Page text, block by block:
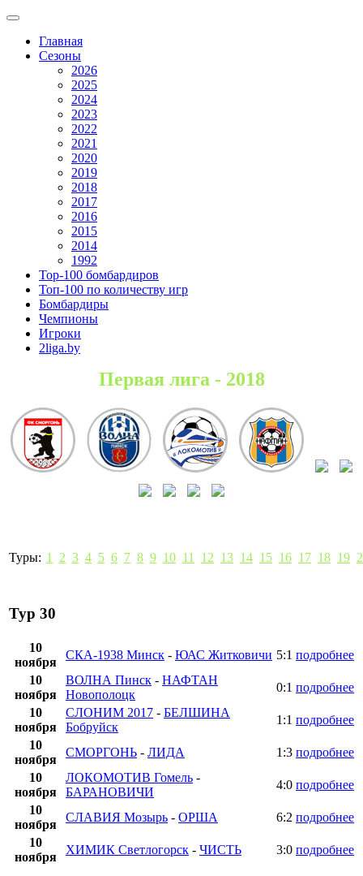
Главная
Сезоны
2026
2025
2024
2023
2022
2021
2020
2019
2018
2017
2016
2015
2014
1992
Top-100 бомбардиров
Топ-100 по количеству игр
Бомбардиры
Чемпионы
Игроки
2liga.by
Первая лига - 2018
Туры: 1 2 3 4 5 6 7 8 9 10 11 12 13 14 15 16 17 18 19
Тур 30
10
ноября
СКА-1938 Минск - ЮАС Житковичи 5:1 подробнее
10
ноября
ВОЛНА Пинск - НАФТАН
Новополоцк
0:1 подробнее
10
ноября
СЛОНИМ 2017 - БЕЛШИНА
Бобруйск
1:1 подробнее
10
ноября
СМОРГОНЬ - ЛИДА 1:3 подробнее
10
ноября
ЛОКОМОТИВ Гомель -
БАРАНОВИЧИ
4:0 подробнее
10
ноября
СЛАВИЯ Мозырь - ОРША 6:2 подробнее
10
ноября
ХИМИК Светлогорск - ЧИСТЬ 3:0 подробнее